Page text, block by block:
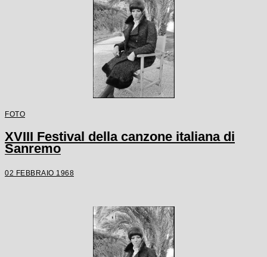
FOTO
XVIII Festival della canzone italiana di
Sanremo
02 FEBBRAIO 1968